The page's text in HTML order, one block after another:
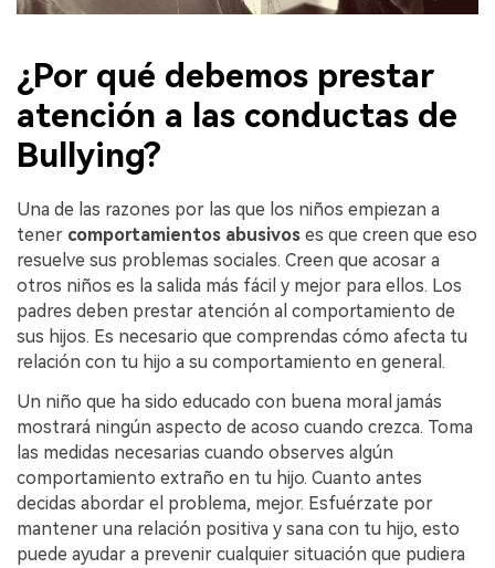
¿Por qué debemos prestar
atención a las conductas de
Bullying?
󠀰Una de las razones por las que los niños empiezan a
tener comportamientos abusivos es que creen que eso
resuelve sus problemas sociales.󠀲󠀩󠀨󠀩󠀧󠀢󠀧󠀦󠀳󠀰 Creen que acosar a
otros niños es la salida más fácil y mejor para ellos. Los
padres deben prestar atención al comportamiento de
sus hijos. Es necesario que comprendas cómo afecta tu
relación con tu hijo a su comportamiento en general.
Un niño que ha sido educado con buena moral jamás
mostrará ningún aspecto de acoso cuando crezca. Toma
las medidas necesarias cuando observes algún
comportamiento extraño en tu hijo. Cuanto antes
decidas abordar el problema, mejor. Esfuérzate por
mantener una relación positiva y sana con tu hijo, esto
puede ayudar a prevenir cualquier situación que pudiera